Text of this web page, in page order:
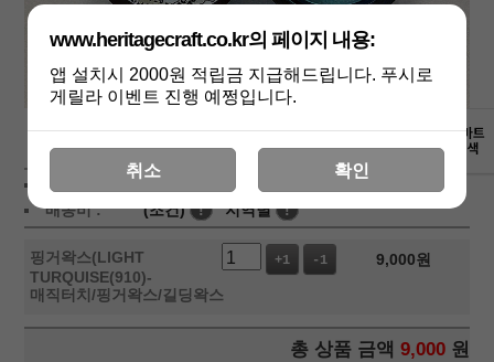
상품가 : 적립금:1000원
배송비 : (조건) ! 지역별 !
핑거왁스(LIGHT
TURQUISE(910)-
매직터치/핑거왁스/길딩왁스
+1 -1 9,000원
총 상품 금액 9,000 원
www.heritagecraft.co.kr의 페이지 내용:
앱 설치시 2000원 적립금 지급해드립니다. 푸시로
게릴라 이벤트 진행 예쩡입니다.
취소 확인